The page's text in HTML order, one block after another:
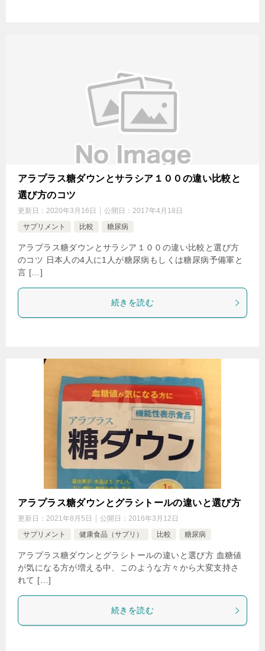
アラプラス糖ダウンとサラシア１００の違い比較と
選び方のコツ
更新日： 2020年3月16日 公開日： 2017年4月18日
サプリメント
比較 糖尿病
アラプラス糖ダウンとサラシア１００の違い比較と選び方
のコツ 日本人の4人に1人が糖尿病もしくは糖尿病予備軍と
言 […]
続きを読む
アラプラス糖ダウンとグラシトールの違いと選び方
更新日： 2021年8月5日 公開日： 2016年3月12日
サプリメント
健康食品（サプリ） 比較 糖尿病
アラプラス糖ダウンとグラシトールの違いと選び方 血糖値
が気になる方が増える中、このような方々から大変支持さ
れて […]
続きを読む